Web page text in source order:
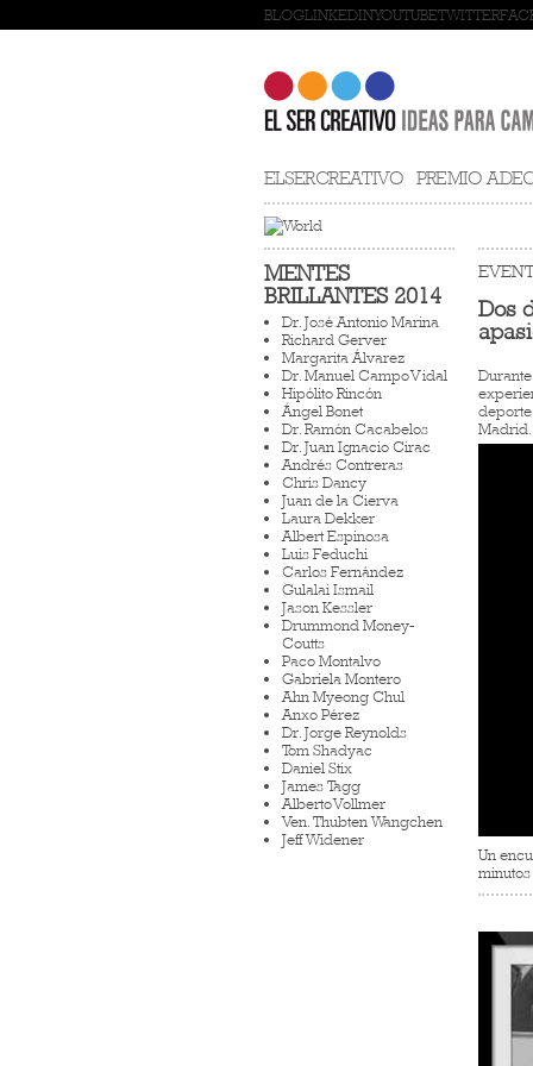
BLOGLINKEDINYOUTUBETWITTER
ELSERCREATIVO PREMIO
MENTES
BRILLANTES 2014
Dr. José Antonio Marina
Richard Gerver
Margarita Álvarez
Dr. Manuel Campo Vidal
Hipólito Rincón
Ángel Bonet
Dr. Ramón Cacabelos
Dr. Juan Ignacio Cirac
Andrés Contreras
Chris Dancy
Juan de la Cierva
Laura Dekker
Albert Espinosa
Luis Feduchi
Carlos Fernández
Gulalai Ismail
Jason Kessler
Drummond Money-
Coutts
Paco Montalvo
Gabriela Montero
Ahn Myeong Chul
Anxo Pérez
Dr. Jorge Reynolds
Tom Shadyac
Daniel Stix
James Tagg
Alberto Vollmer
Ven. Thubten Wangchen
Jeff Widener
Dos
Madrid.
Un